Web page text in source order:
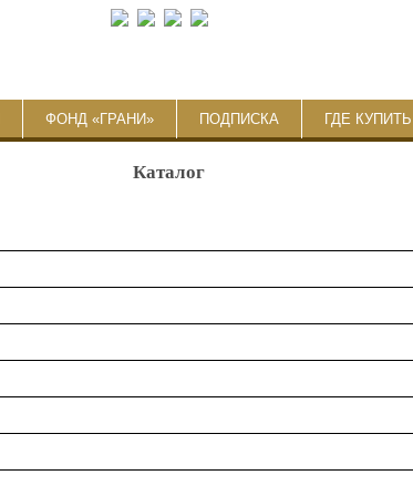
ФОНД «ГРАНИ» ПОДПИСКА ГДЕ
Каталог